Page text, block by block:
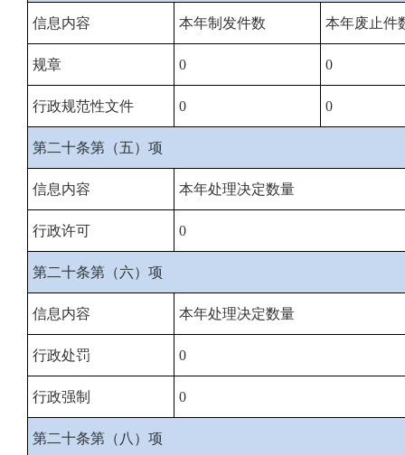
信息内容 本年制发件数 本年废止件
规章 0 0
行政规范性文件 0 0
第二十条第（五）项
信息内容 本年处理决定数量
行政许可 0
第二十条第（六）项
信息内容 本年处理决定数量
行政处罚 0
行政强制 0
第二十条第（八）项